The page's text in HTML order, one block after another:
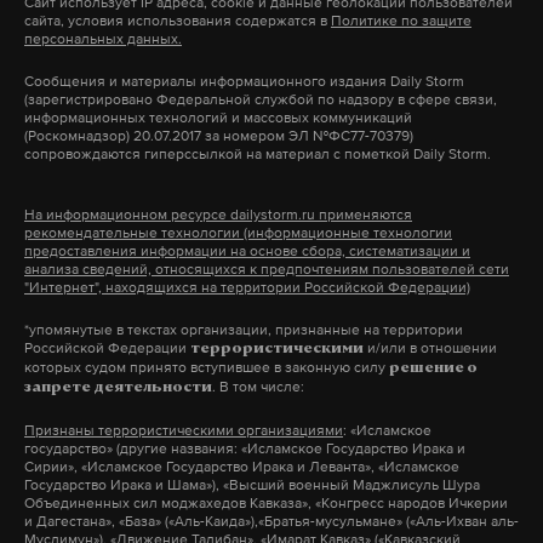
Дуров теперь не живет в России. В конце 2013 года
организаторов групп «Евромайдана» «ВКонтакте»,
на что бизнесмен ответил отказом. По его словам,
раскрытие данных стало бы не только
перед миллионами пользователей.
В апреле 2014-го Павел Дуров сообщил порталу
TechCrunchо своем отъезде. «Боюсь, для меня нет
пути назад. Особенно после того, как я публично
отказался сотрудничать с властями», – добавил
предприниматель.
По словам создателя Telegram, он вместе с
командой программистов путешествует по миру и
«В случае возбуждения уголовного дела по
законам Великобритании и направлении запроса
на выдачу подозреваемого с территории РФ,
согласно международным соглашениям между
Россией и данным государством, выдача
этом, если человек поедет на отдых в страну, где
подобные соглашения с Великобританией есть,
прибытия и депортировать», — сообщил
журналисту Daily Storm ведущий юрист Артем
Артемьев.
Подпишитесь на Daily Storm вMAX. Он
работает там, где тормозит интернет.
сайта, условия использования содержатся в Политике по защите
персональных данных.
Сообщения и материалы информационного издания Daily Storm
(зарегистрировано Федеральной службой по надзору в сфере связи,
информационных технологий и массовых коммуникаций
(Роскомнадзор) 20.07.2017 за номером ЭЛ №ФС77-70379)
сопровождаются гиперссылкой на материал с пометкой Daily Storm.
На информационном ресурсе dailystorm.ru применяются
рекомендательные технологии (информационные технологии
предоставления информации на основе сбора, систематизации и
анализа сведений, относящихся к предпочтениям пользователей сети
"Интернет", находящихся на территории Российской Федерации)
*упомянутые в текстах организации, признанные на территории
Российской Федерации террористическими и/или в отношении
которых судом принято вступившее в законную силу решение о
запрете деятельности. В том числе:
Признаны террористическими организациями: «Исламское
государство» (другие названия: «Исламское Государство Ирака и
Сирии», «Исламское Государство Ирака и Леванта», «Исламское
Государство Ирака и Шама»), «Высший военный Маджлисуль Шура
Объединенных сил моджахедов Кавказа», «Конгресс народов Ичкерии
и Дагестана», «База» («Аль-Каида»),«Братья-мусульмане» («Аль-Ихван аль-
Муслимун»), «Движение Талибан», «Имарат Кавказ» («Кавказский